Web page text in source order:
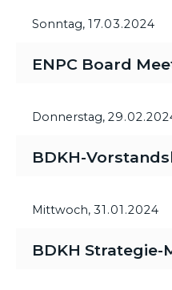
Sonntag, 17.03.2024
ENPC Board
Donnerstag,
BDKH-
Mittwoch, 31.01.2024
BDKH Strategie-